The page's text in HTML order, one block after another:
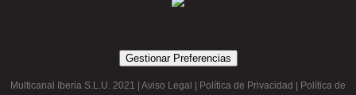
Gestionar Preferencias
Multicanal Iberia S.L.U. 2021 | Aviso Legal Política de Privacidad
Política de